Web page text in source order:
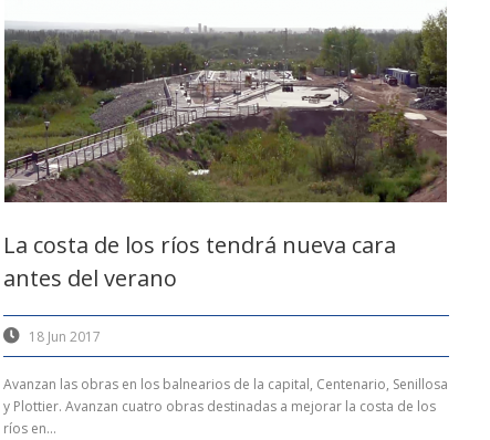
La costa de los ríos tendrá nueva cara
antes del verano
18 Jun 2017
Avanzan las obras en los balnearios de la capital, Centenario, Senillosa
y Plottier. Avanzan cuatro obras destinadas a mejorar la costa de los
ríos en...